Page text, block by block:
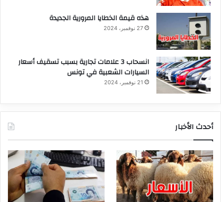
هذه قيمة الخطايا المرورية الجديدة
27 نوفمبر، 2024
انسحاب 3 علامات تجارية بسبب تسقيف أسعار
السيارات الشعبية في تونس
21 نوفمبر، 2024
أحدث الأخبار